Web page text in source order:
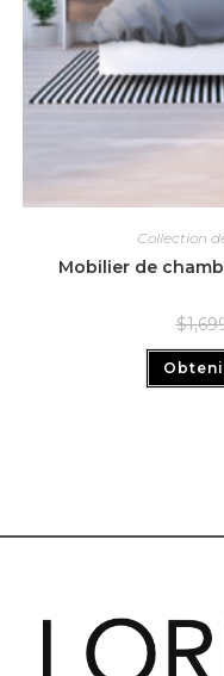
Collection
Mobilier de
$